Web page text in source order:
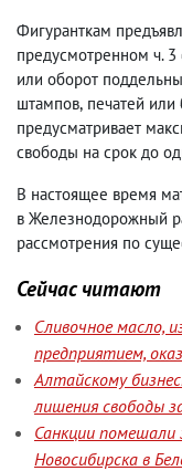
Фигуранткам
предусмотренном ч. 3
или оборот
штампов, печатей или
предусматривает
свободы на срок до
В настоящее время
в Железнодорожный
рассмотрения по
Сейчас читают
Сливочное масло,
предприятием,
Алтайскому
лишения свободы
Санкции
Новосибирска в